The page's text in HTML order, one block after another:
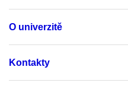
O univerzitě
Kontakty